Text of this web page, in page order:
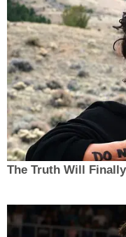
The Truth Will